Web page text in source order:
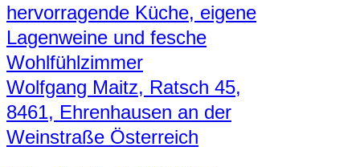
hervorragende Küche, eigene
Lagenweine und fesche
Wohlfühlzimmer
Wolfgang Maitz, Ratsch 45,
8461, Ehrenhausen an der
Weinstraße Österreich